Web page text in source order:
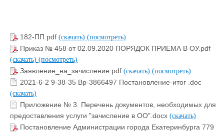
182-ПП.pdf (скачать) (посмотреть)
Приказ № 458 от 02.09.2020 ПОРЯДОК ПРИЕМА В ОУ.pdf
(скачать) (посмотреть)
Заявление_на_зачисление.pdf (скачать) (посмотреть)
2021-6-2 9-38-35 Вр-3866497 Постановление-итог .doc
(скачать)
Приложение № 3. Перечень документов, необходимых для
предоставления услуги "зачисление в ОО".docx (скачать)
Постановление Администрации города Екатеринбурга 779